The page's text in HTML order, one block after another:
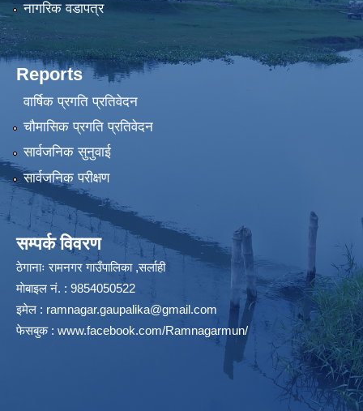
नागरिक वडापत्र
Reports
वार्षिक प्रगति प्रतिवेदन
चौमासिक प्रगति प्रतिवेदन
सार्वजनिक सुनुवाई
सार्वजनिक परीक्षण
सम्पर्क विवरण
ठेगानाः रामनगर गाउँपालिका ,सर्लाही
माेबाइल न‌ं. : 9854050522
इमेल : ramnagar.gaupalika@gmail.com
फेसबुक : www.facebook.com/Ramnagarmun/